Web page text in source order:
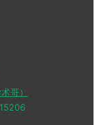
哥）